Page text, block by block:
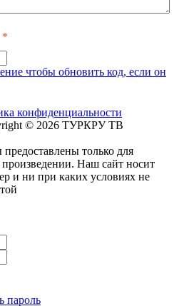
конфиденциальности
© 2026 ТУРКРУ ТВ
только для
Наш сайт носит
и ни при каких условиях не
пароль